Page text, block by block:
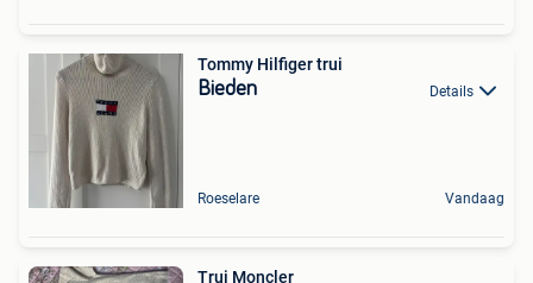
Tommy Hilfiger trui
Bieden Details
Roeselare Vandaag
Trui Moncler